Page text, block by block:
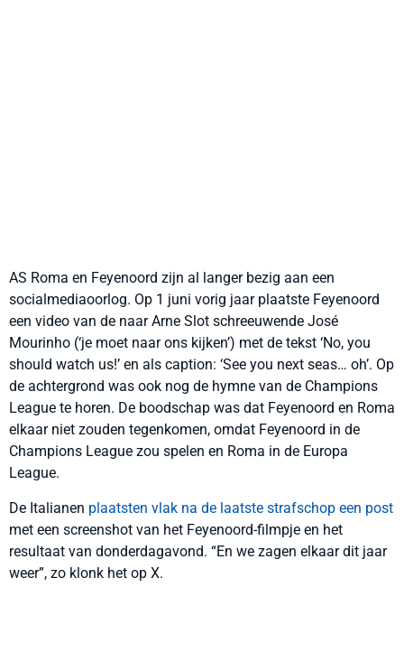
AS Roma en Feyenoord zijn al langer bezig aan een
socialmediaoorlog. Op 1 juni vorig jaar plaatste Feyenoord
een video van de naar Arne Slot schreeuwende José
Mourinho (‘je moet naar ons kijken’) met de tekst ‘No, you
should watch us!’ en als caption: ‘See you next seas… oh’. Op
de achtergrond was ook nog de hymne van de Champions
League te horen. De boodschap was dat Feyenoord en Roma
elkaar niet zouden tegenkomen, omdat Feyenoord in de
Champions League zou spelen en Roma in de Europa
League.
De Italianen plaatsten vlak na de laatste strafschop een post
met een screenshot van het Feyenoord-filmpje en het
resultaat van donderdagavond. “En we zagen elkaar dit jaar
weer”, zo klonk het op X.